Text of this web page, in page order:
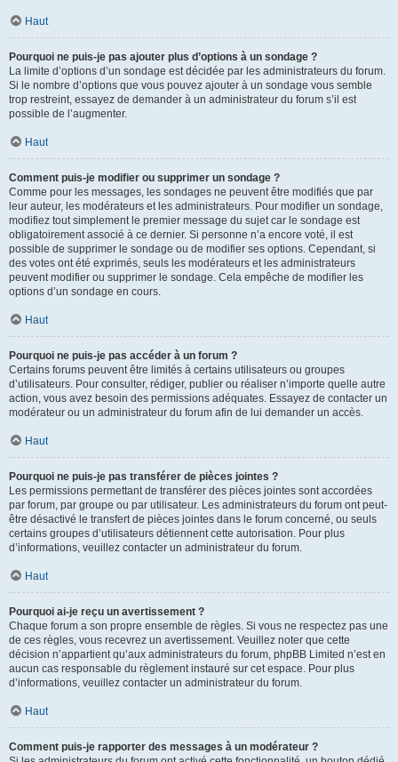
Haut
Pourquoi ne puis-je pas ajouter plus d’options à un sondage ?
La limite d’options d’un sondage est décidée par les administrateurs du forum.
Si le nombre d’options que vous pouvez ajouter à un sondage vous semble
trop restreint, essayez de demander à un administrateur du forum s’il est
possible de l’augmenter.
Haut
Comment puis-je modifier ou supprimer un sondage ?
Comme pour les messages, les sondages ne peuvent être modifiés que par
leur auteur, les modérateurs et les administrateurs. Pour modifier un sondage,
modifiez tout simplement le premier message du sujet car le sondage est
obligatoirement associé à ce dernier. Si personne n’a encore voté, il est
possible de supprimer le sondage ou de modifier ses options. Cependant, si
des votes ont été exprimés, seuls les modérateurs et les administrateurs
peuvent modifier ou supprimer le sondage. Cela empêche de modifier les
options d’un sondage en cours.
Haut
Pourquoi ne puis-je pas accéder à un forum ?
Certains forums peuvent être limités à certains utilisateurs ou groupes
d’utilisateurs. Pour consulter, rédiger, publier ou réaliser n’importe quelle autre
action, vous avez besoin des permissions adéquates. Essayez de contacter un
modérateur ou un administrateur du forum afin de lui demander un accès.
Haut
Pourquoi ne puis-je pas transférer de pièces jointes ?
Les permissions permettant de transférer des pièces jointes sont accordées
par forum, par groupe ou par utilisateur. Les administrateurs du forum ont peut-
être désactivé le transfert de pièces jointes dans le forum concerné, ou seuls
certains groupes d’utilisateurs détiennent cette autorisation. Pour plus
d’informations, veuillez contacter un administrateur du forum.
Haut
Pourquoi ai-je reçu un avertissement ?
Chaque forum a son propre ensemble de règles. Si vous ne respectez pas une
de ces règles, vous recevrez un avertissement. Veuillez noter que cette
décision n’appartient qu’aux administrateurs du forum, phpBB Limited n’est en
aucun cas responsable du règlement instauré sur cet espace. Pour plus
d’informations, veuillez contacter un administrateur du forum.
Haut
Comment puis-je rapporter des messages à un modérateur ?